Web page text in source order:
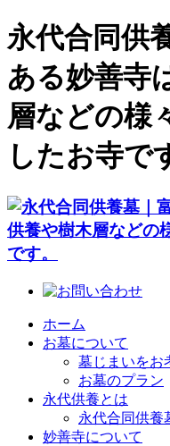
永代合同供
ある妙善寺
層などの様
したお寺で
ホーム
お墓について
墓じまいをお
お墓のプラン
永代供養とは
永代合同供養
妙善寺について